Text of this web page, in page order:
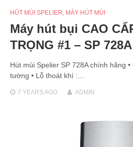
HÚT MÙI SPELIER MÁY HÚT MÙI
Máy hút bụi CAO
TRỌNG #1 – SP 728A
Hút mùi Spelier SP 728A chính hãng
tường • Lỗ thoát khí :…
7 YEARSAGO ADMIN